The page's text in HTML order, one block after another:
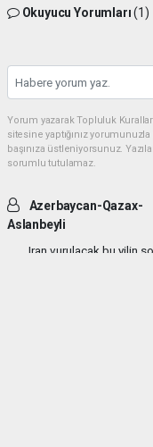
Okuyucu Yorumları(1)
Yorum yazarak Topluluk
sitesine yaptığınız
başınıza üstleniyorsunuz.
sorumlu tutulamaz.
Azerbaycan-Qazax-
Aslanbeyli
Iran vurulacak bu yilin